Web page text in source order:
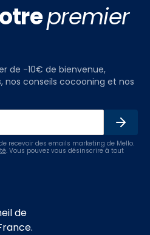
premier
de -10€ de bienvenue,
nos conseils cocooning et nos
recevoir des emails marketing de Mello.
. Vous pouvez vous désinscrire à tout
de